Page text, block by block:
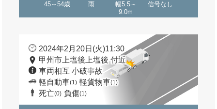
45～54歳 雨
幅5.5～
9.0m
信号なし
2024年2月20日(火)11:30
甲州市上塩後上塩後 付近
車両相互 小破事故
軽自動車(1) 軽貨物車(1)
死亡(0) 負傷(1)